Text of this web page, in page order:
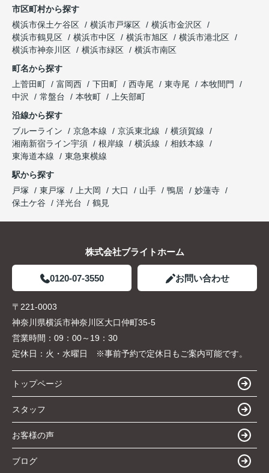
市区町村から探す
横浜市保土ケ谷区
横浜市戸塚区
横浜市金沢区
横浜市鶴見区
横浜市中区 横浜市旭区
横浜市港北区
横浜市神奈川区
横浜市緑区
横浜市南区
町名から探す
上菅田町
富岡西 下田町 西寺尾 東寺尾
本牧間門
中沢
常盤台 本牧町
上矢部町
沿線から探す
ブルーライン
京急本線 京浜東北線
横須賀線
湘南新宿ライン宇須
根岸線 横浜線
相鉄本線
東海道本線
東急東横線
駅から探す
戸塚
東戸塚 上大岡 大口 山手 鴨居
妙蓮寺
保土ケ谷
洋光台 鶴見
株式会社ブライトホーム
0120-07-3550 お問い合わせ
〒221-0003
神奈川県横浜市神奈川区大口仲町35-5
営業時間： 09：00～19：30
定休日： 火・水曜日 ※事前予約で定休日もご案内可能です。
トップページ
スタッフ
お客様の声
ブログ